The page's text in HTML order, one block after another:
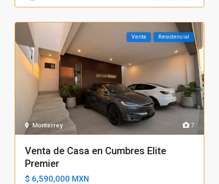
7
Monterrey
Venta Residencial
Venta de Casa en Cumbres Elite
Premier
$ 6,590,000 MXN